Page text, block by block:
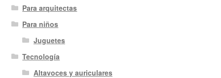
Para arquitectas
Para niños
Juguetes
Tecnología
Altavoces y auriculares